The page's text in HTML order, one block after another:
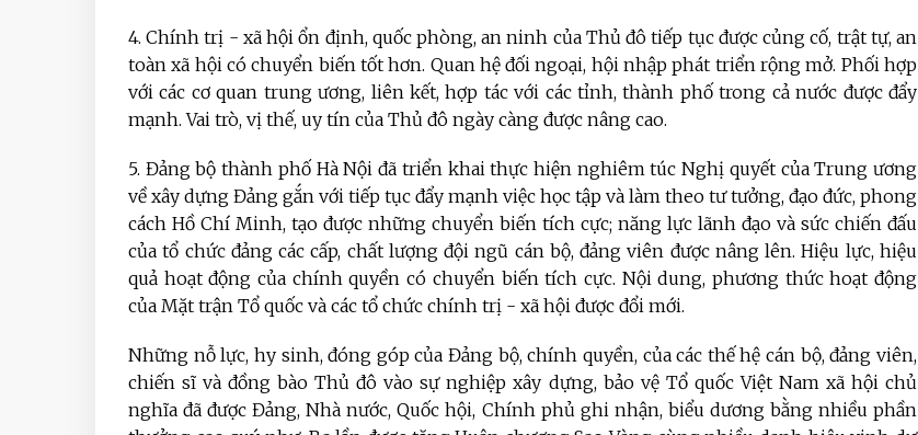
4. Chính trị - xã hội ổn định, quốc phòng, an ninh của Thủ đô tiếp tục được củng cố, trật tự, an
toàn xã hội có chuyển biến tốt hơn. Quan hệ đối ngoại, hội nhập phát triển rộng mở. Phối hợp
với các cơ quan trung ương, liên kết, hợp tác với các tỉnh, thành phố trong cả nước được đẩy
mạnh. Vai trò, vị thế, uy tín của Thủ đô ngày càng được nâng cao.
5. Đảng bộ thành phố Hà Nội đã triển khai thực hiện nghiêm túc Nghị quyết của Trung ương
về xây dựng Đảng gắn với tiếp tục đẩy mạnh việc học tập và làm theo tư tưởng, đạo đức, phong
cách Hồ Chí Minh, tạo được những chuyển biến tích cực; năng lực lãnh đạo và sức chiến đấu
của tổ chức đảng các cấp, chất lượng đội ngũ cán bộ, đảng viên được nâng lên. Hiệu lực, hiệu
quả hoạt động của chính quyền có chuyển biến tích cực. Nội dung, phương thức hoạt động
của Mặt trận Tổ quốc và các tổ chức chính trị - xã hội được đổi mới.
Những nỗ lực, hy sinh, đóng góp của Đảng bộ, chính quyền, của các thế hệ cán bộ, đảng viên,
chiến sĩ và đồng bào Thủ đô vào sự nghiệp xây dựng, bảo vệ Tổ quốc Việt Nam xã hội chủ
nghĩa đã được Đảng, Nhà nước, Quốc hội, Chính phủ ghi nhận, biểu dương bằng nhiều phần